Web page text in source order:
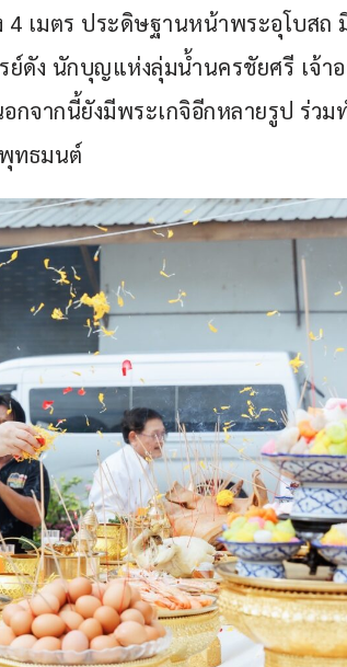
เมตร ประดิษฐานหน้าพระอุโบสถ
ดัง นักบุญแห่งลุ่มน้ำนครชัยศรี เจ้าอ
กจากนี้ยังมีพระเกจิอีกหลายรูป ร่วม
ทธมนต์